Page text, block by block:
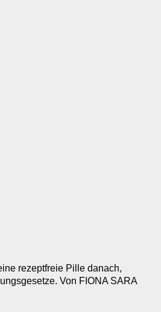
rezeptfreie Pille danach,
Von FIONA SARA